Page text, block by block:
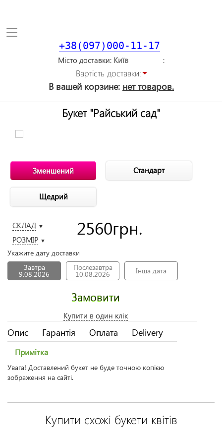
Toggle
+38(097)000-11-17
Місто доставки
Вартiсть доставки:
В вашей корзине: нет товаров.
Букет "Райський сад"
Зменшений Стандарт
Щедрий
СКЛАД ▼
РОЗМІР ▼
2560грн.
Укажите дату доставки
Завтра
9.08.2026
Послезавтра
10.08.2026 Інша дата
Замовити
Купити в один клік
Опис Гарантія Оплата Delivery
Примітка
Увага! Доставлений букет не буде точною копією
зображення на сайті.
Купити схожі букети квітів